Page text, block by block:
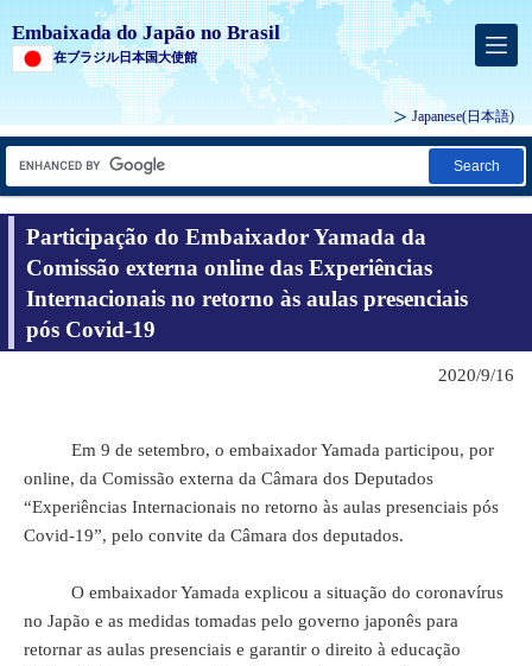
Embaixada do Japão no Brasil
在ブラジル日本国大使館
Japanese(日本語)
Search
Participação do Embaixador Yamada da
Comissão externa online das Experiências
Internacionais no retorno às aulas presenciais
pós Covid-19
2020/9/16
Em 9 de setembro, o embaixador Yamada participou, por
online, da Comissão externa da Câmara dos Deputados
“Experiências Internacionais no retorno às aulas presenciais pós
Covid-19”, pelo convite da Câmara dos deputados.
O embaixador Yamada explicou a situação do coronavírus
no Japão e as medidas tomadas pelo governo japonês para
retornar as aulas presenciais e garantir o direito à educação